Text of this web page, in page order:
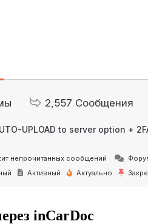
2,557 Сообщения
UPLOAD to server option +
непрочитанных сообщений
Активный Актуально
inCarDoc